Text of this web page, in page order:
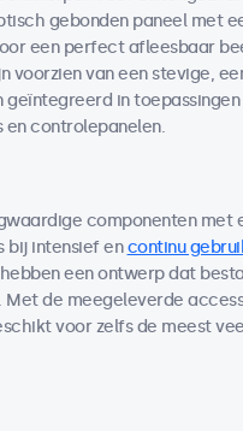
gebonden paneel met
een perfect afleesbaar
voorzien van een stevige,
geïntegreerd in
en controlepanelen.
componenten met
bij intensief encontinu
een ontwerp dat
de meegeleverde
voor zelfs de meest